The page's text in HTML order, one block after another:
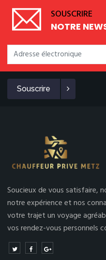
SOUSCRIRE
NOTRE
Souscrire
Soucieux de vous satisfaire,
notre expérience et nos
votre trajet un voyage
vos rendez-vous personnels